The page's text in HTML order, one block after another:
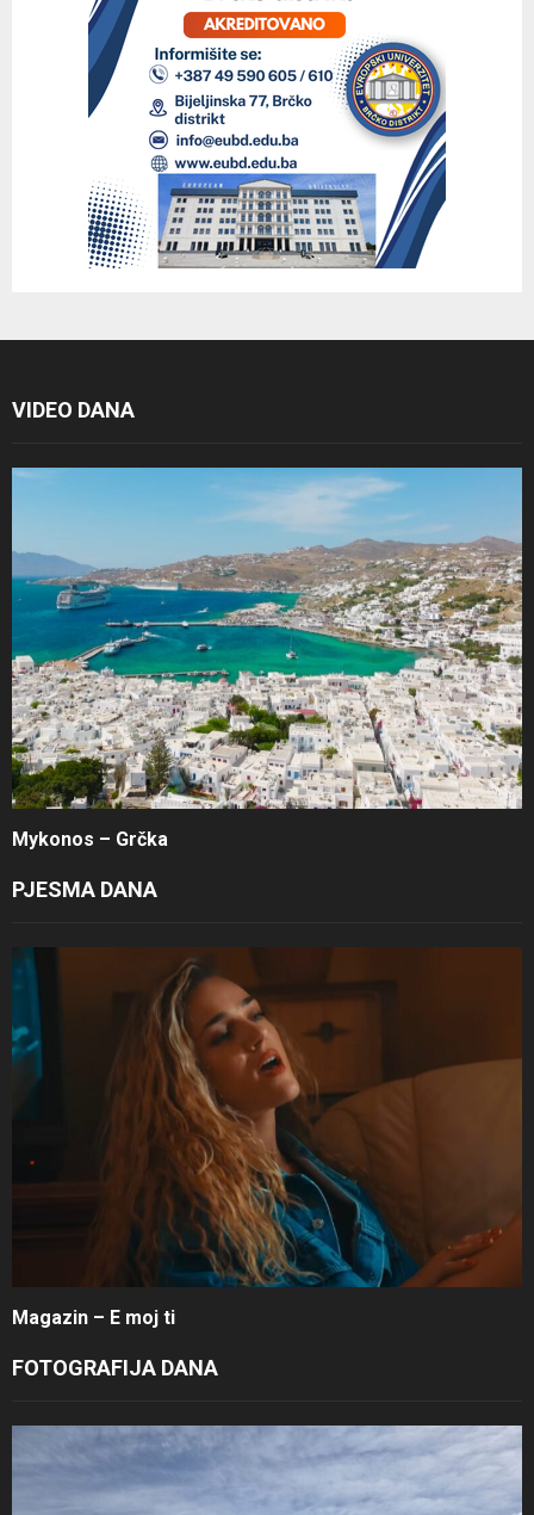
VIDEO DANA
Mykonos – Grčka
PJESMA DANA
Magazin – E moj ti
FOTOGRAFIJA DANA